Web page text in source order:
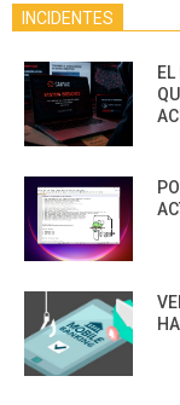
INCIDENTES